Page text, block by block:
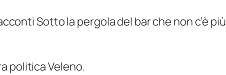
Sotto la pergola del bar che non c’è più
politicaVeleno.